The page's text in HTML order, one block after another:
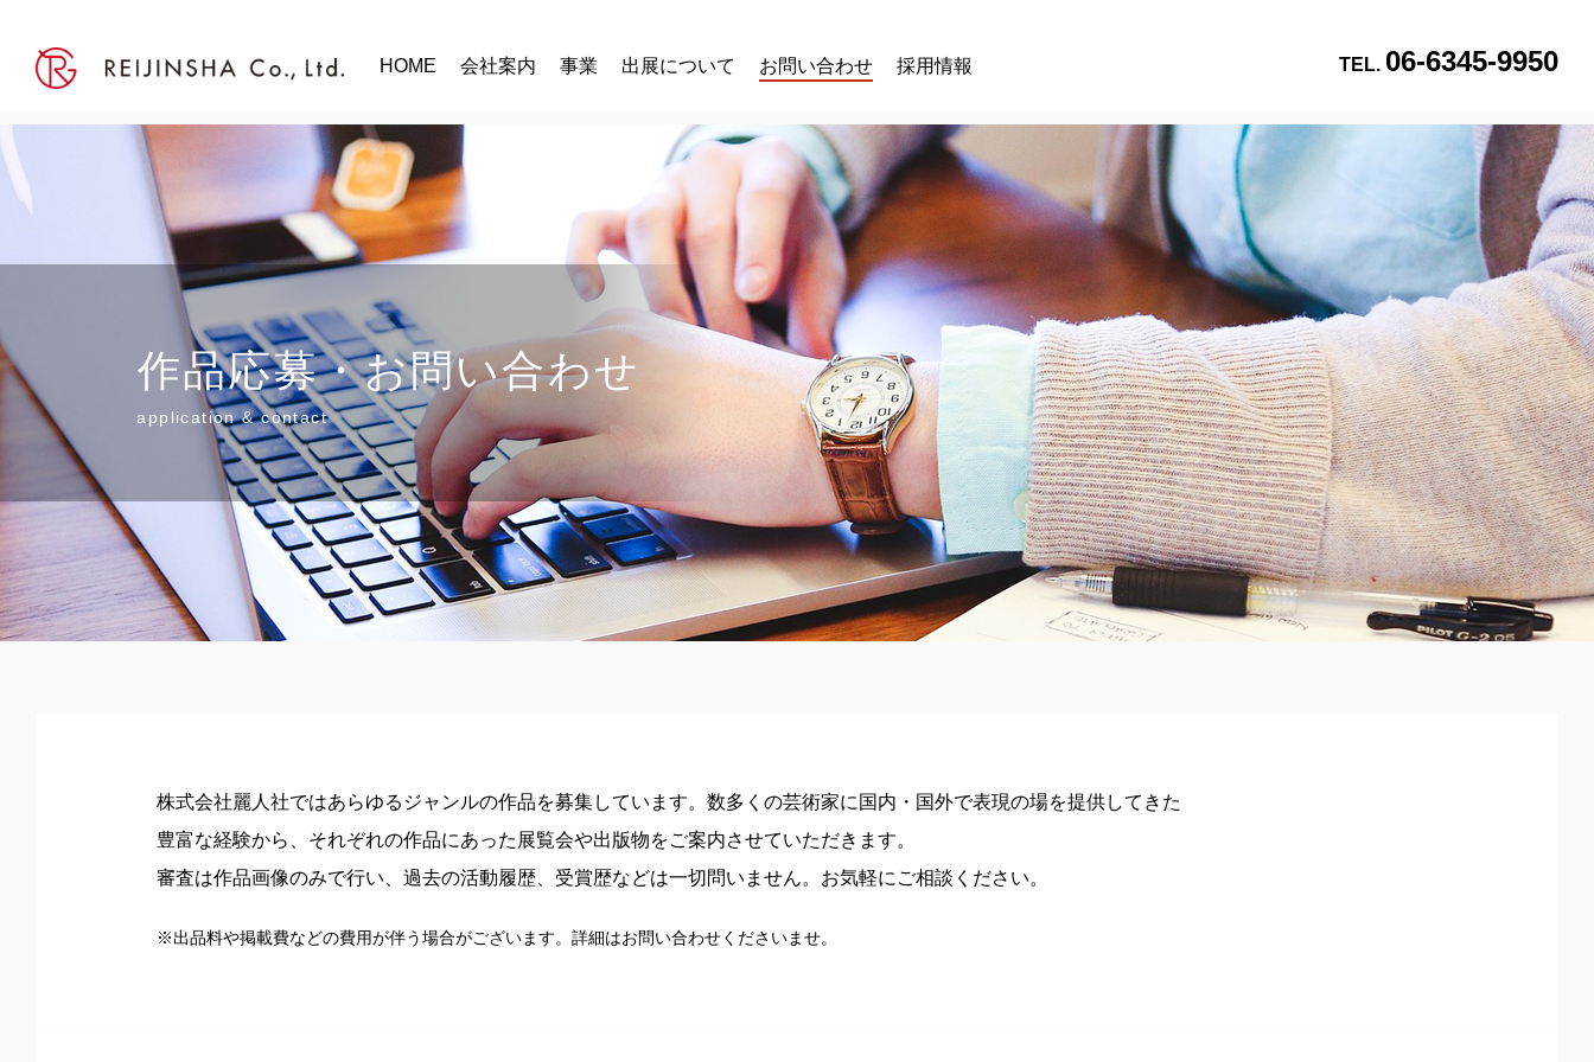
HOME 会社案内 事業 出展について お問い合わせ 採用情報 TEL. 06-6345-9950
作品応募・お問い合わせ
application & contact
株式会社麗人社ではあらゆるジャンルの作品を募集しています。数多くの芸術家に国内・国外で表現の場を提供してきた
豊富な経験から、それぞれの作品にあった展覧会や出版物をご案内させていただきます。
審査は作品画像のみで行い、過去の活動履歴、受賞歴などは一切問いません。お気軽にご相談ください。
※出品料や掲載費などの費用が伴う場合がございます。詳細はお問い合わせくださいませ。